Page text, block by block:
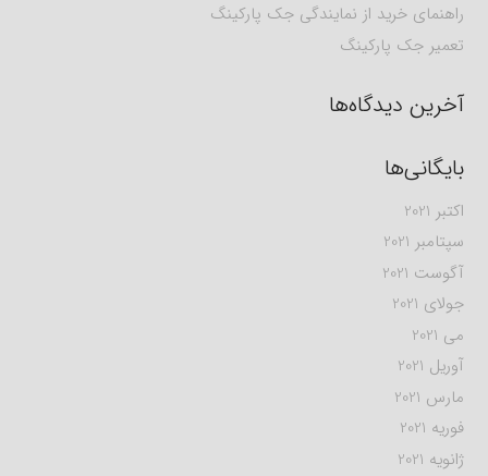
راهنمای خرید از نمایندگی جک پارکینگ
تعمیر جک پارکینگ
آخرین دیدگاه‌ها
بایگانی‌ها
اکتبر 2021
سپتامبر 2021
آگوست 2021
جولای 2021
می 2021
آوریل 2021
مارس 2021
فوریه 2021
ژانویه 2021